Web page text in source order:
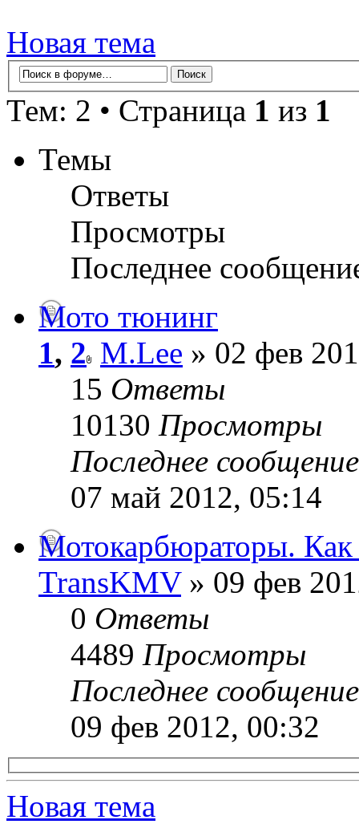
Новая тема
Тем: 2 • Страница 1 из 1
Темы
Ответы
Просмотры
Последнее
Мото тюнинг
1, 2 M.Lee » 02 фев
15 Ответы
10130 Просмотры
Последнее
07 май 2012, 05:14
Мотокарбюраторы. Как
TransKMV» 09 фев
0 Ответы
4489 Просмотры
Последнее
09 фев 2012, 00:32
Новая тема